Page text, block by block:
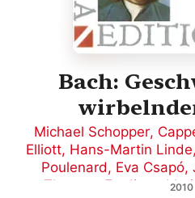
Bach:
Michael Schopper,
Elliott, Hans-Martin Linde,
Poulenard, Eva Csapó,
Thomas
Ferdinand 2010